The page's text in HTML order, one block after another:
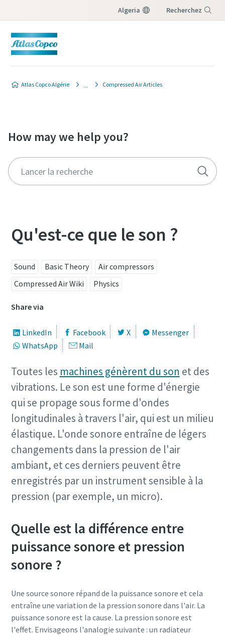
Algeria Recherchez
Atlas Copco Algérie Compressed Air Articles
How may we help you?
Qu'est-ce que le son ?
Sound Basic Theory
Air compressors
Compressed Air Wiki
Physics
Share via
LinkedIn Facebook X
Messenger
WhatsApp
Mail
Toutes les machines génèrent du son et des
vibrations. Le son est une forme d'énergie
qui se propage sous forme d'ondes
longitudinales à travers l'air, qui est un milieu
élastique. L'onde sonore entraîne de légers
changements dans la pression de l'air
ambiant, et ces derniers peuvent être
enregistrés par un instrument sensible à la
pression (par exemple, un micro).
Quelle est la différence entre
puissance sonore et pression
sonore ?
Une source sonore répand de la puissance sonore et cela
entraîne une variation de la pression sonore dans l'air. La
puissance sonore est la cause. La pression sonore est
l'effet. Envisageons l'analogie suivante : un radiateur